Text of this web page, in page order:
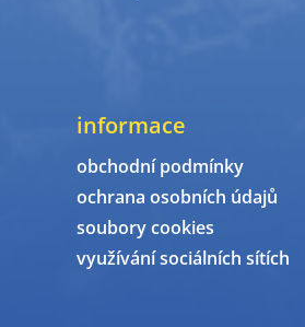
informace
obchodní podmínky
ochrana osobních údajů
soubory cookies
využívání sociálních sítích